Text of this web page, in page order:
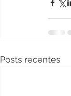
Posts recentes